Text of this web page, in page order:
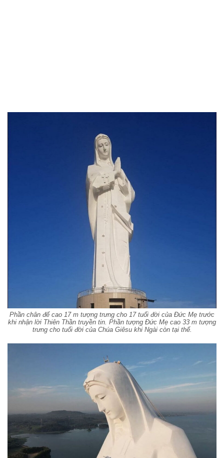
Phần chân đế cao 17 m tượng trưng cho 17 tuổi đời của Đức Mẹ trước
khi nhận lời Thiên Thần truyền tin. Phần tượng Đức Mẹ cao 33 m tượng
trưng cho tuổi đời của Chúa Giêsu khi Ngài còn tại thế.